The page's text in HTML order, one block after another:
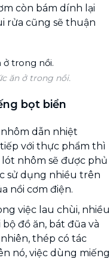
còn bám dính lại
rửa cũng sẽ thuận
ăn ở trong nồi.
bọt biển
dẫn nhiệt
với thực phẩm thì
lót nhôm sẽ được phủ
sử dụng nhiều trên
nồi cơm điện.
việc lau chùi, nhiều
đồ ăn, bát đũa và
thép có tác
nó, việc dùng miếng